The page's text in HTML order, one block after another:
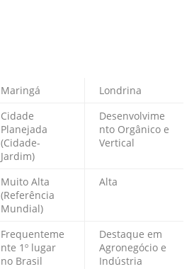
Maringá
Londrina
Cidade
Planejada
(Cidade-
Jardim)
Desenvolvime
nto Orgânico e
Vertical
Muito Alta
(Referência
Mundial)
Alta
Frequenteme
nte 1º lugar
no Brasil
Destaque em
Agronegócio e
Indústria